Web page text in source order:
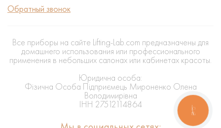
Обратный звонок
Все приборы на сайте Lifting-Lab.com предназначены для
домашнего использования или профессионального
применения в небольших салонах или кабинетах красоты.
Юридична особа:
Фізична Особа Підприємець Мироненко Олена
Володимирівна
ІНН 27512114864
КНОПКА
ЗВ'ЯЗКУ